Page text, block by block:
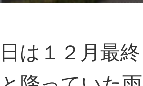
は１２月最